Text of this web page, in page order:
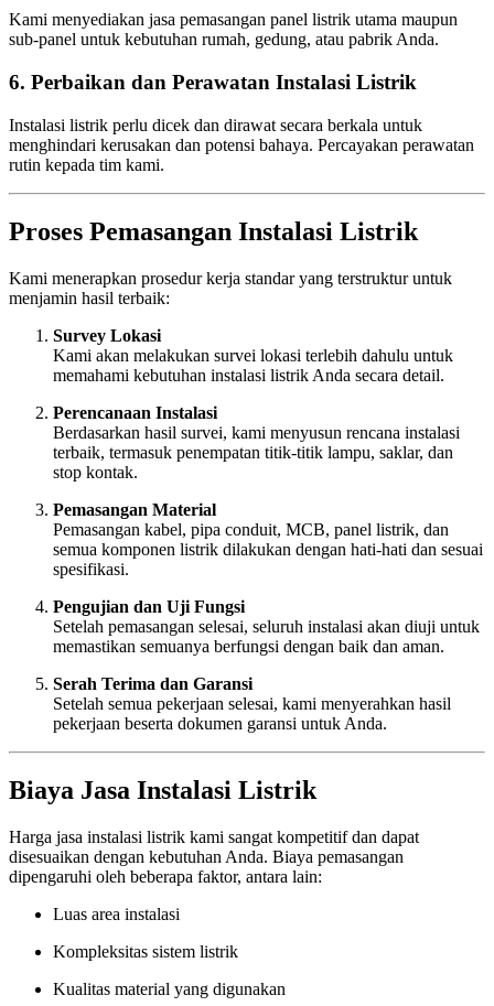
Kami menyediakan jasa pemasangan panel listrik utama maupun
sub-panel untuk kebutuhan rumah, gedung, atau pabrik Anda.
6. Perbaikan dan Perawatan Instalasi Listrik
Instalasi listrik perlu dicek dan dirawat secara berkala untuk
menghindari kerusakan dan potensi bahaya. Percayakan perawatan
rutin kepada tim kami.
Proses Pemasangan Instalasi Listrik
Kami menerapkan prosedur kerja standar yang terstruktur untuk
menjamin hasil terbaik:
Survey Lokasi
Kami akan melakukan survei lokasi terlebih dahulu untuk
memahami kebutuhan instalasi listrik Anda secara detail.
Perencanaan Instalasi
Berdasarkan hasil survei, kami menyusun rencana instalasi
terbaik, termasuk penempatan titik-titik lampu, saklar, dan
stop kontak.
Pemasangan Material
Pemasangan kabel, pipa conduit, MCB, panel listrik, dan
semua komponen listrik dilakukan dengan hati-hati dan sesuai
spesifikasi.
Pengujian dan Uji Fungsi
Setelah pemasangan selesai, seluruh instalasi akan diuji untuk
memastikan semuanya berfungsi dengan baik dan aman.
Serah Terima dan Garansi
Setelah semua pekerjaan selesai, kami menyerahkan hasil
pekerjaan beserta dokumen garansi untuk Anda.
Biaya Jasa Instalasi Listrik
Harga jasa instalasi listrik kami sangat kompetitif dan dapat
disesuaikan dengan kebutuhan Anda. Biaya pemasangan
dipengaruhi oleh beberapa faktor, antara lain:
Luas area instalasi
Kompleksitas sistem listrik
Kualitas material yang digunakan